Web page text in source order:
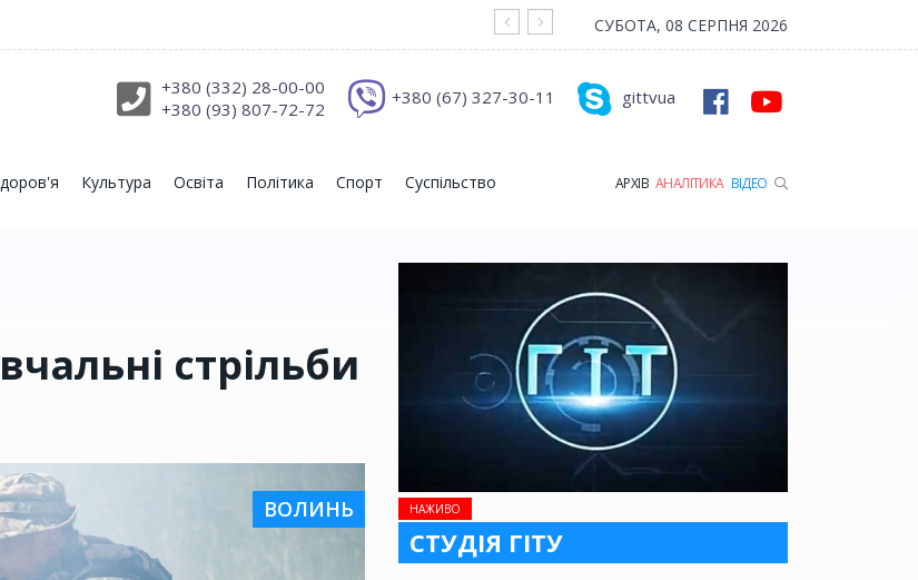
На війні загинув Герой з Рожищенської
СУБОТА, 08 СЕРПНЯ 2026
gittvua
+380 (67) 327-30-11
+380 (332) 28-00-00
+380 (93) 807-72-72
Культура Освіта Політика Спорт Суспільство АРХІВ АНАЛІТИКА ВІДЕО
НАЖИВО
СТУДІЯ ГІТУ
стрільби
ВОЛИНЬ